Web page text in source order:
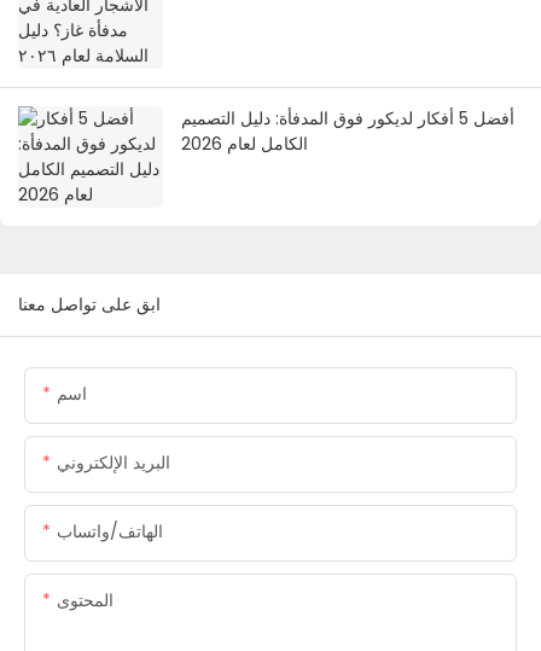
أفضل 5 أفكار لديكور فوق المدفأة: دليل التصميم
الكامل لعام 2026
ابق على تواصل معنا
اسم
البريد الإلكتروني
الهاتف/واتساب
المحتوى